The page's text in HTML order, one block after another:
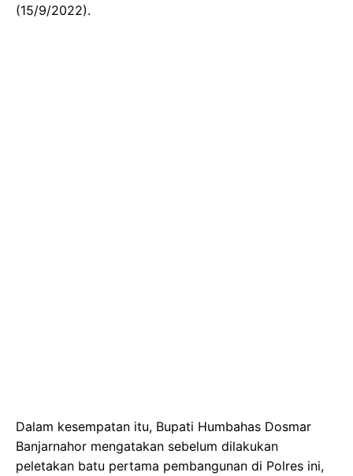
(15/9/2022).
Dalam kesempatan itu, Bupati Humbahas Dosmar
Banjarnahor mengatakan sebelum dilakukan
peletakan batu pertama pembangunan di Polres ini,